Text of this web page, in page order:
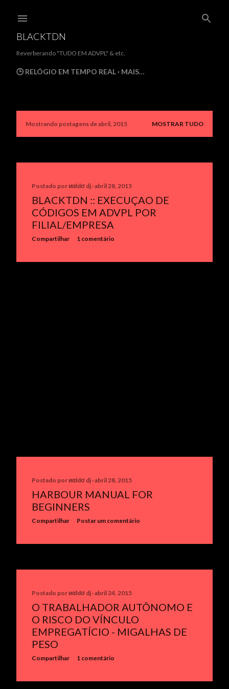
BLACKTDN
Reverberando "TUDO EM ADVPL" & etc.
🕒 RELÓGIO EM TEMPO REAL MAIS…
P
n
Mostrando postagens de abril, 2015 MOSTRAR TUDO
Postado porиαldσ dj abril 28, 2015
BLACKTDN :: EXECUÇAO DE
CÓDIGOS EM ADVPL POR
FILIAL/EMPRESA
Compartilhar 1 comentário
Postado porиαldσ dj abril 28, 2015
HARBOUR MANUAL FOR
BEGINNERS
Compartilhar Postar um comentário
Postado porиαldσ dj abril 24, 2015
O TRABALHADOR AUTÔNOMO E
O RISCO DO VÍNCULO
EMPREGATÍCIO - MIGALHAS DE
PESO
Compartilhar 1 comentário